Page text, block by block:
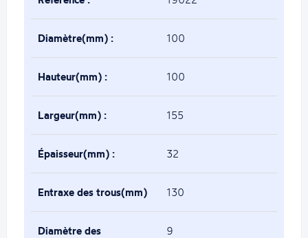
Diamètre(mm) : 100
Hauteur(mm) : 100
Largeur(mm) : 155
Épaisseur(mm) : 32
Entraxe des trous(mm)
:
130
Diamètre des 9